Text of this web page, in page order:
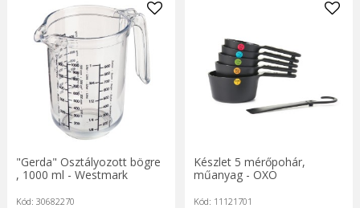
"Gerda" Osztályozott bögre
, 1000 ml - Westmark
Kód: 30682270
Készlet 5 mérőpohár,
műanyag - OXO
Kód: 11121701